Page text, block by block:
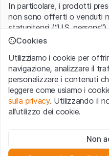
In particolare, i prodotti
non sono offerti o venduti
statunitensi (“U.S.
statunitensi” vanno intese
1933 che include le
d’America, le società per
americane.
Condizioni di utilizzo e
Con l’accesso al sito web
avvertenze importanti e le
Cookies
Utilizziamo i cookie per
navigazione, analizzare il
personalizzare i contenuti
leggere come usiamo i
sulla privacy. Utilizzando il
all’utilizzo dei cookie.
Questi cookie sono necessari
web e non possono essere
Non